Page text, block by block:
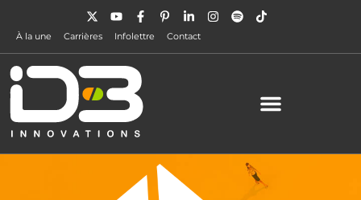
À la une Carrières Infolettre Contact